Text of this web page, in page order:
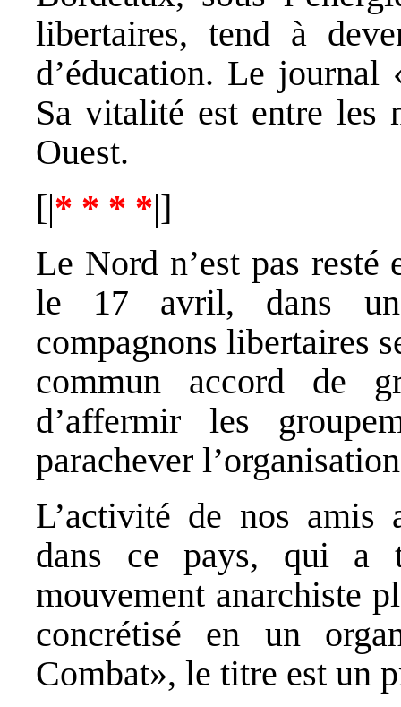
libertaires, tend à
d’éducation. Le
Sa vitalité est entre les
Ouest.
[|* * * *|]
Le Nord n’est pas resté
le 17 avril, dans
compagnons libertaires
commun accord de
d’affermir les
parachever
L’activité de nos amis
dans ce pays, qui a
mouvement anarchiste
concrétisé en un
Combat», le titre est un